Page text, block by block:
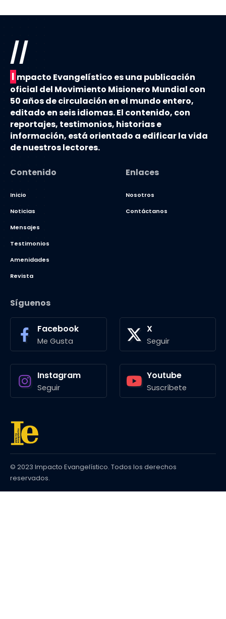
//
I mpacto Evangelístico es una publicación
oficial del Movimiento Misionero Mundial con
50 años de circulación en el mundo entero,
editado en seis idiomas. El contenido, con
reportajes, testimonios, historias e
información, está orientado a edificar la vida
de nuestros lectores.
Contenido
Inicio
Noticias
Mensajes
Testimonios
Amenidades
Revista
Enlaces
Nosotros
Contáctanos
Síguenos
Facebook
Me Gusta
X
Seguir
Instagram
Seguir
Youtube
Suscríbete
© 2023 Impacto Evangelístico. Todos los derechos
reservados.